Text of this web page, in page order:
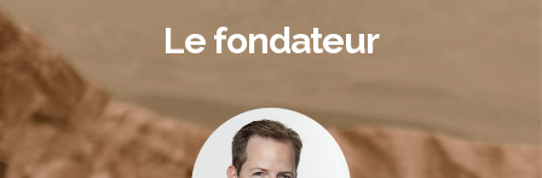
Le fondateur